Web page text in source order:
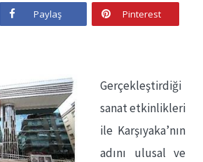
Paylaş Pinterest
Gerçekleştirdiği
sanat etkinlikleri
ile Karşıyaka’nın
adını ulusal ve